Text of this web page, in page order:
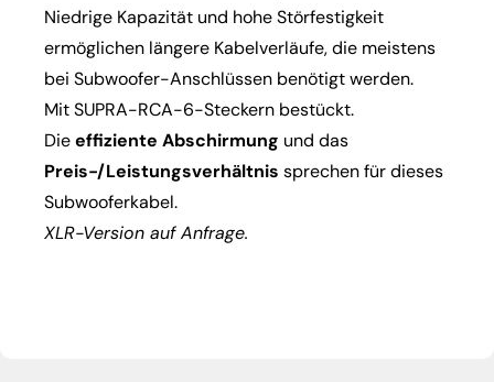
Niedrige Kapazität und hohe Störfestigkeit
ermöglichen längere Kabelverläufe, die meistens
bei Subwoofer-Anschlüssen benötigt werden.
Mit SUPRA-RCA-6-Steckern bestückt.
Dieeffiziente Abschirmung und das
Preis-/Leistungsverhältnis sprechen für dieses
Subwooferkabel.
XLR-Version auf Anfrage.